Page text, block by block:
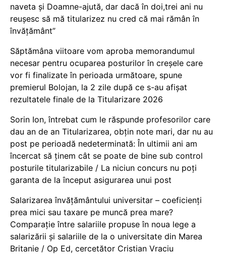
naveta și Doamne-ajută, dar dacă în doi,trei ani nu
reușesc să mă titularizez nu cred că mai rămân în
învățământ”
Săptămâna viitoare vom aproba memorandumul
necesar pentru ocuparea posturilor în creșele care
vor fi finalizate în perioada următoare, spune
premierul Bolojan, la 2 zile după ce s-au afișat
rezultatele finale de la Titularizare 2026
Sorin Ion, întrebat cum le răspunde profesorilor care
dau an de an Titularizarea, obțin note mari, dar nu au
post pe perioadă nedeterminată: În ultimii ani am
încercat să ținem cât se poate de bine sub control
posturile titularizabile / La niciun concurs nu poți
garanta de la început asigurarea unui post
Salarizarea învățământului universitar – coeficienți
prea mici sau taxare pe muncă prea mare?
Comparație între salariile propuse în noua lege a
salarizării și salariile de la o universitate din Marea
Britanie / Op Ed, cercetător Cristian Vraciu